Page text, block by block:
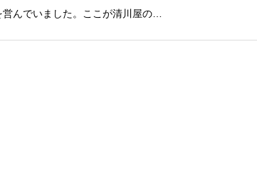
んでいました。ここが清川屋の…